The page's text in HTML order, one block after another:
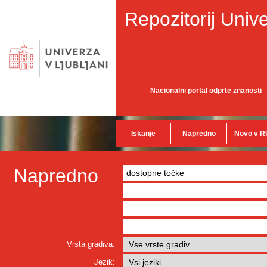
Repozitorij
Nacionalni portal odprte znanosti
Iskanje Napredno Novo v
Napredno
Vrsta gradiva:
Jezik: